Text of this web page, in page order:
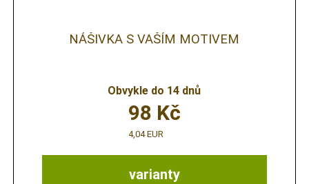
NÁŠIVKA S VAŠÍM MOTIVEM
Obvykle do 14 dnů
varianty
98 Kč
4,04 EUR